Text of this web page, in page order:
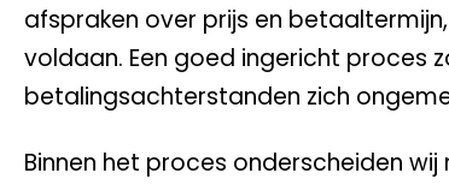
afspraken over prijs en
voldaan. Een goed ingericht proces
betalingsachterstanden zich
Binnen het proces onderscheiden